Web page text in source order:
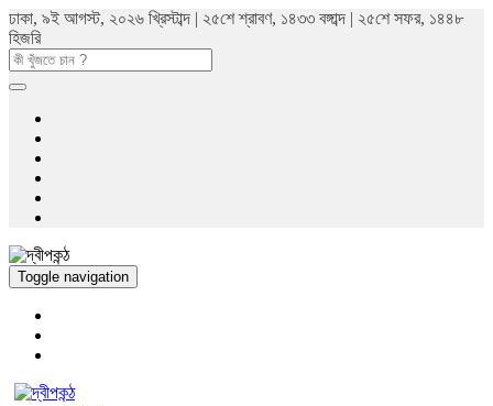
ঢাকা, ৯ই আগস্ট, ২০২৬ খ্রিস্টাব্দ | ২৫শে শ্রাবণ, ১৪৩৩ বঙ্গাব্দ | ২৫শে সফর, ১৪৪৮
হিজরি
Toggle navigation